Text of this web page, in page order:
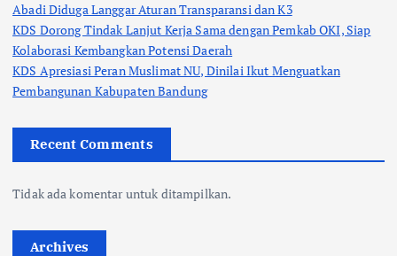
Abadi Diduga Langgar Aturan Transparansi dan K3
KDS Dorong Tindak Lanjut Kerja Sama dengan Pemkab OKI, Siap
Kolaborasi Kembangkan Potensi Daerah
KDS Apresiasi Peran Muslimat NU, Dinilai Ikut Menguatkan
Pembangunan Kabupaten Bandung
Recent Comments
Tidak ada komentar untuk ditampilkan.
Archives